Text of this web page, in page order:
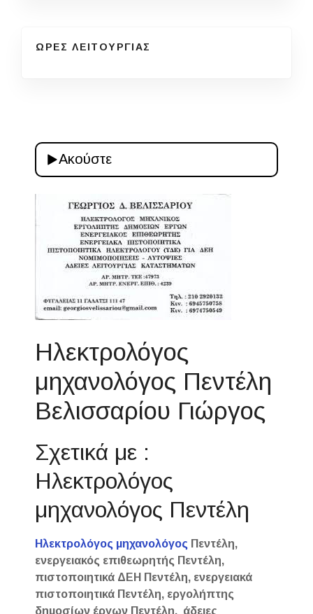
ΩΡΕΣ ΛΕΙΤΟΥΡΓΙΑΣ
Ακούστε
Ηλεκτρολόγος
μηχανολόγος Πεντέλη
Βελισσαρίου Γιώργος
Σχετικά με :
Ηλεκτρολόγος
μηχανολόγος Πεντέλη
Ηλεκτρολόγος μηχανολόγος Πεντέλη,
ενεργειακός επιθεωρητής Πεντέλη,
πιστοποιητικά ΔΕΗ Πεντέλη, ενεργειακά
πιστοποιητικά Πεντέλη, εργολήπτης
δημοσίων έργων Πεντέλη, άδειες